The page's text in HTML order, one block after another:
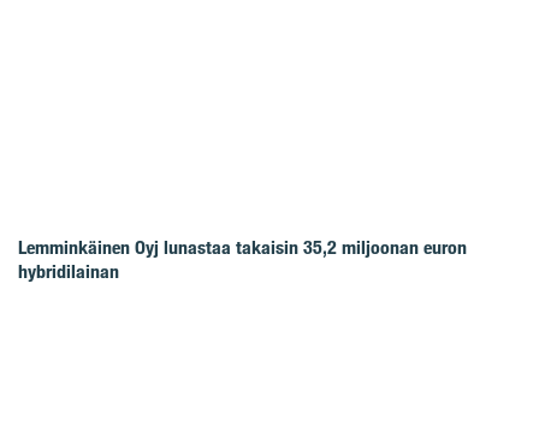
Lemminkäinen Oyj lunastaa takaisin 35,2 miljoonan euron
hybridilainan